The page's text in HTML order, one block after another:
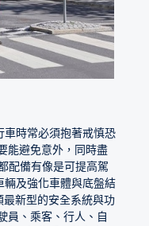
車時常必須抱著戒慎恐
能避免意外，同時盡
配備有像是可提高駕
輛及強化車體與底盤結
新型的安全系統與功
員、乘客、行人、自